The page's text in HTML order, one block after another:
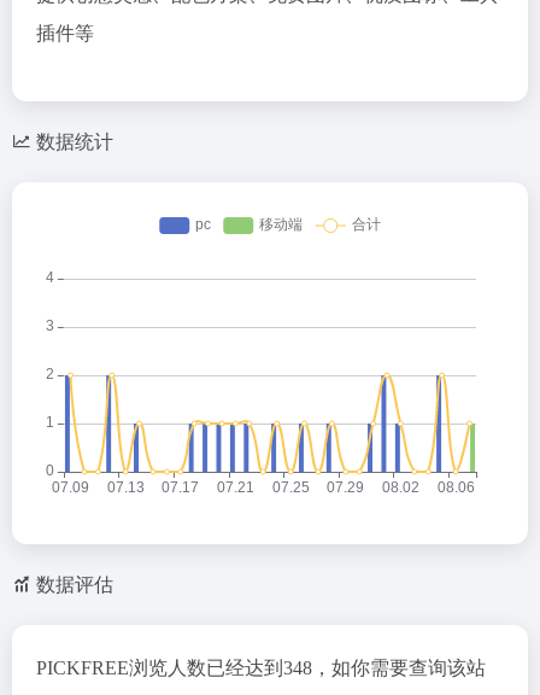
插件等
数据统计
数据评估
PICKFREE浏览人数已经达到348，如你需要查询该站